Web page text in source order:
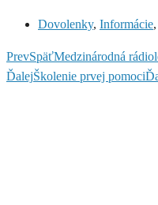
Dovolenky, Informácie,
PrevSpäťMedzinárodná
ĎalejŠkolenie prvej pomoci